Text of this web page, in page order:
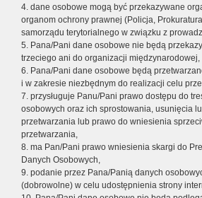
4. dane osobowe mogą być przekazywane
organom ochrony prawnej (Policja,
samorządu terytorialnego w związku z
5. Pana/Pani dane osobowe nie będą
trzeciego ani do organizacji międzynarodowej,
6. Pana/Pani dane osobowe będą
i w zakresie niezbędnym do realizacji celu
7. przysługuje Panu/Pani prawo dostępu do
osobowych oraz ich sprostowania, usunięcia
przetwarzania lub prawo do wniesienia
przetwarzania,
8. ma Pan/Pani prawo wniesienia skargi do
Danych Osobowych,
9. podanie przez Pana/Panią danych
(dobrowolne) w celu udostępnienia strony